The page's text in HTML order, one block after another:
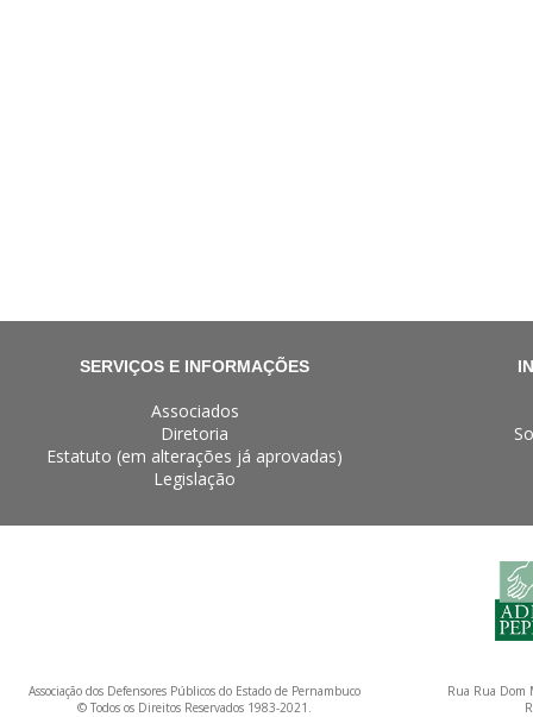
SERVIÇOS E INFORMAÇÕES
Associados
Diretoria
Estatuto (em alterações já aprovadas)
Legislação
Associação dos Defensores Públicos do Estado de Pernambuco
© Todos os Direitos Reservados 1983-2021.
Rua Rua Dom